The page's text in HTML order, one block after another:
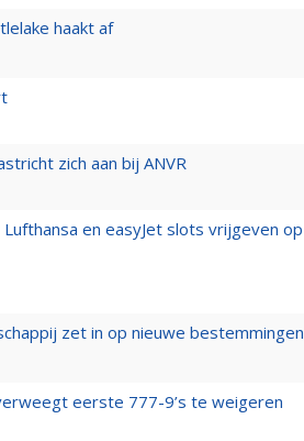
haakt af
zich aan bij ANVR
en easyJet slots vrijgeven op
zet in op nieuwe bestemmingen
eerste 777-9’s te weigeren